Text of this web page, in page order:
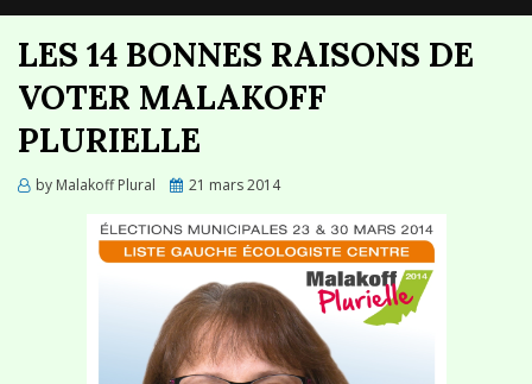
LES 14 BONNES RAISONS DE
VOTER MALAKOFF
PLURIELLE
by Malakoff Plural
Posted
21 mars 2014